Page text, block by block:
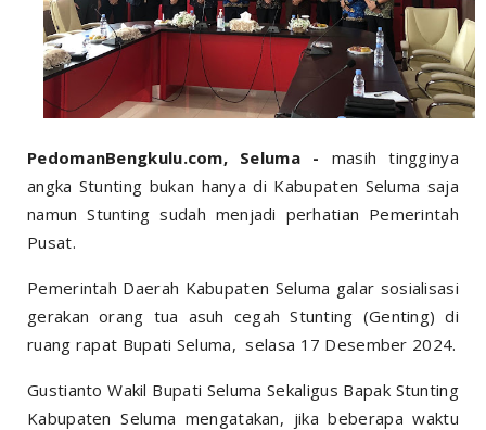
PedomanBengkulu.com, Seluma - masih tingginya
angka Stunting bukan hanya di Kabupaten Seluma saja
namun Stunting sudah menjadi perhatian Pemerintah
Pusat.
Pemerintah Daerah Kabupaten Seluma galar sosialisasi
gerakan orang tua asuh cegah Stunting (Genting) di
ruang rapat Bupati Seluma, selasa 17 Desember 2024.
Gustianto Wakil Bupati Seluma Sekaligus Bapak Stunting
Kabupaten Seluma mengatakan, jika beberapa waktu